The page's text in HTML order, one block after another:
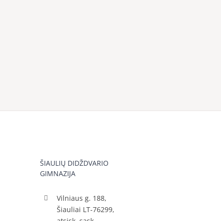
ŠIAULIŲ DIDŽDVARIO
GIMNAZIJA
Vilniaus g. 188,
Šiauliai LT-76299,